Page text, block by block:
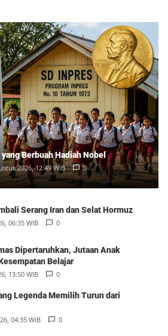
yang Berbuah Hadiah Nobel
2026, 12:49 WIB 0
Serang Iran dan Selat Hormuz
06:35 WIB 0
Dipertaruhkan, Jutaan Anak
Belajar
13:50 WIB 0
Legenda Memilih Turun dari
04:35 WIB 0